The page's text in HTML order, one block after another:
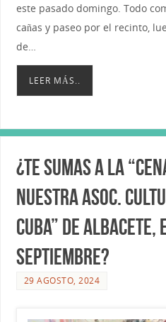
este pasado domingo. Todo
cañas y paseo por el recinto,
de…
LEER MÁS..
¿Te sumas a la
nuestra Asoc.
Cuba” de Albacete,
septiembre?
29 AGOSTO, 2024